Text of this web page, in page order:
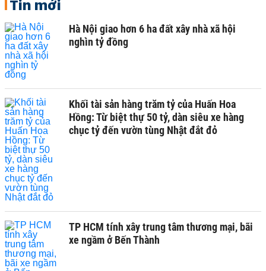
Tin mới
Hà Nội giao hơn 6 ha đất xây nhà xã hội
nghìn tỷ đồng
Khối tài sản hàng trăm tỷ của Huấn Hoa
Hồng: Từ biệt thự 50 tỷ, dàn siêu xe hàng
chục tỷ đến vườn tùng Nhật đắt đỏ
TP HCM tính xây trung tâm thương mại, bãi
xe ngầm ở Bến Thành